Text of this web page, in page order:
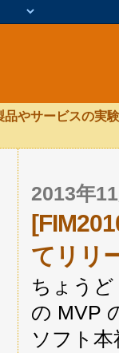
やサービスの実
2013年
てリリ
ちょう
の MVP
ソフト